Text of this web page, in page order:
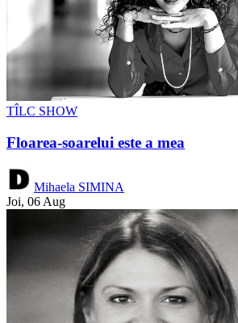
TÎLC SHOW
Floarea-soarelui este a mea
Mihaela SIMINA
Joi, 06 Aug